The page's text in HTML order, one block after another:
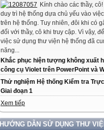
Kính chào các thầy,
duy trì hệ thống dựa chủ yếu vào
trên hệ thống. Tuy nhiên, đôi khi có
đối với thầy, cô khi truy cập. Vì vậy,
việc sử dụng thư viện hệ thống đã
năng...
Khắc phục hiện tượng không xuất
công cụ Violet trên PowerPoint và
Thử nghiệm Hệ thống Kiểm tra
Giai đoạn 1
Xem tiếp
HƯỚNG DẪN SỬ DỤNG THƯ